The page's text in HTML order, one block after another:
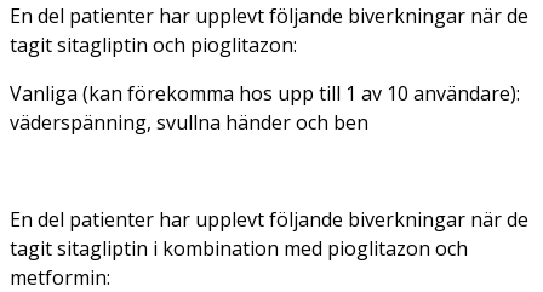
En del patienter har upplevt följande biverkningar när de
tagit sitagliptin och pioglitazon:
Vanliga (kan förekomma hos upp till 1 av 10 användare):
väderspänning, svullna händer och ben
En del patienter har upplevt följande biverkningar när de
tagit sitagliptin i kombination med pioglitazon och
metformin: